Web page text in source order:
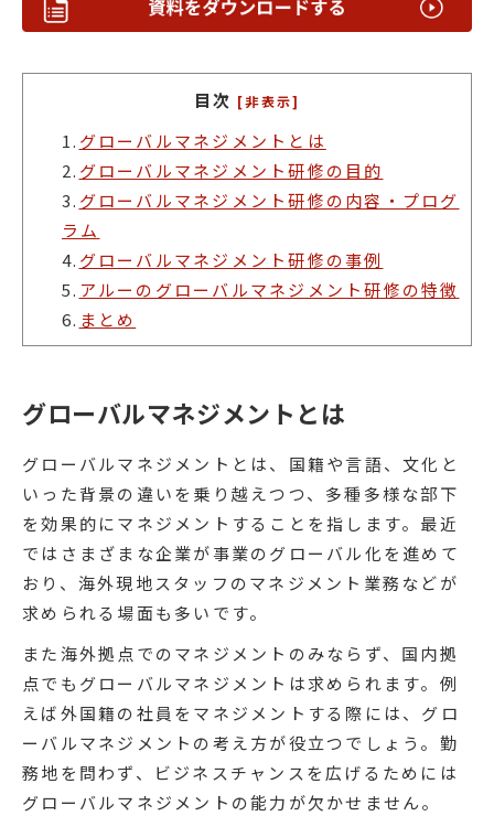
目次 [非表示]
1. グローバルマネジメントとは
2. グローバルマネジメント研修の目的
3. グローバルマネジメント研修の内容・プログ
ラム
4. グローバルマネジメント研修の事例
5. アルーのグローバルマネジメント研修の特徴
6. まとめ
グローバルマネジメントとは
グローバルマネジメントとは、国籍や言語、文化と
いった背景の違いを乗り越えつつ、多種多様な部下
を効果的にマネジメントすることを指します。最近
ではさまざまな企業が事業のグローバル化を進めて
おり、海外現地スタッフのマネジメント業務などが
求められる場面も多いです。
また海外拠点でのマネジメントのみならず、国内拠
点でもグローバルマネジメントは求められます。例
えば外国籍の社員をマネジメントする際には、グロ
ーバルマネジメントの考え方が役立つでしょう。勤
務地を問わず、ビジネスチャンスを広げるためには
グローバルマネジメントの能力が欠かせません。